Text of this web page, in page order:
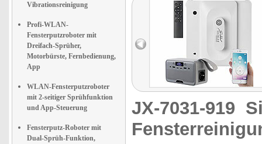
Vibrationsreinigung
Profi-WLAN-
Fensterputzroboter mit
Dreifach-Sprüher,
Motorbürste, Fernbedienung,
App
WLAN-Fensterputzroboter
mit 2-seitiger Sprühfunktion
und App-Steuerung
Fensterputz-Roboter mit
Dual-Sprüh-Funktion,
JX-7031-919